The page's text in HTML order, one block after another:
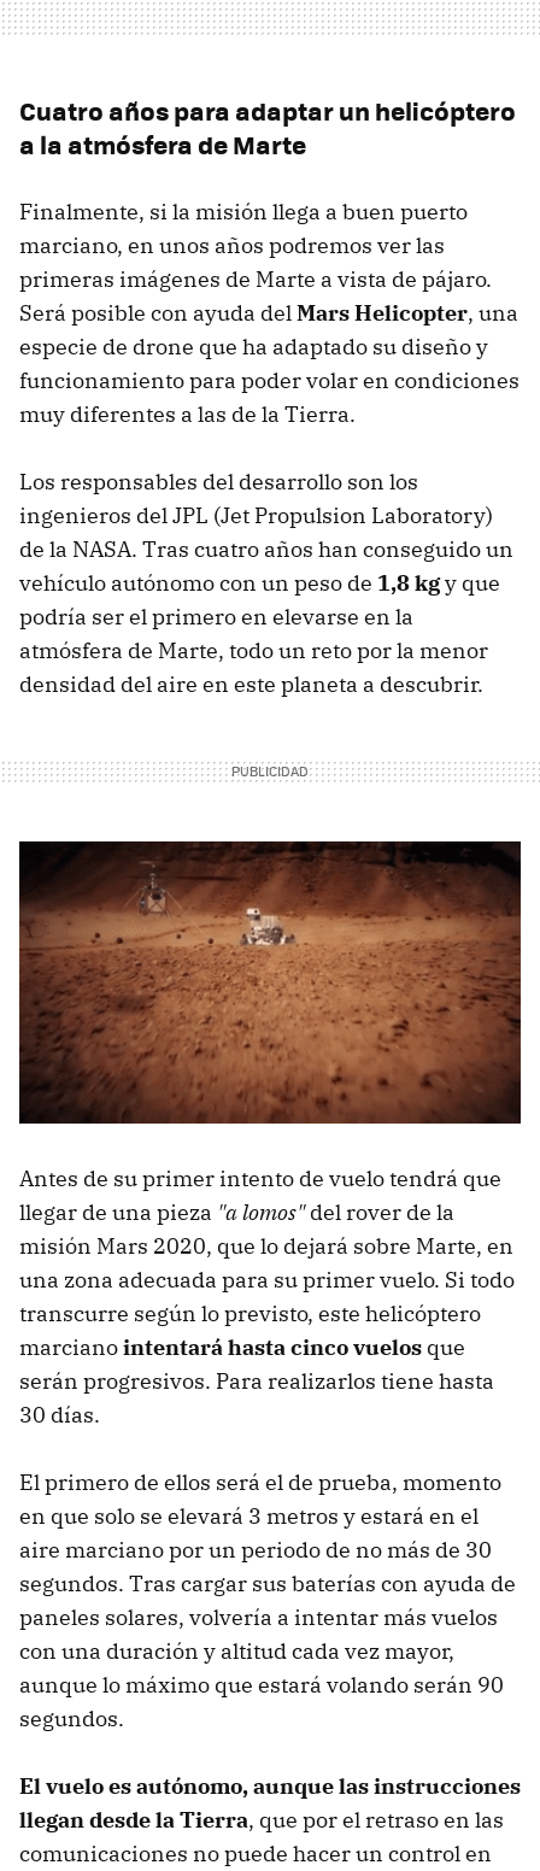
Cuatro años para adaptar un helicóptero
a la atmósfera de Marte
Finalmente, si la misión llega a buen puerto
marciano, en unos años podremos ver las
primeras imágenes de Marte a vista de pájaro.
Será posible con ayuda delMars Helicopter, una
especie de drone que ha adaptado su diseño y
funcionamiento para poder volar en condiciones
muy diferentes a las de la Tierra.
Los responsables del desarrollo son los
ingenieros del JPL (Jet Propulsion Laboratory)
de la NASA. Tras cuatro años han conseguido un
vehículo autónomo con un peso de 1,8 kgy que
podría ser el primero en elevarse en la
atmósfera de Marte, todo un reto por la menor
densidad del aire en este planeta a descubrir.
Antes de su primer intento de vuelo tendrá que
llegar de una pieza "a lomos"del rover de la
misión Mars 2020, que lo dejará sobre Marte, en
una zona adecuada para su primer vuelo. Si todo
transcurre según lo previsto, este helicóptero
marcianointentará hasta cinco vuelos que
serán progresivos. Para realizarlos tiene hasta
30 días.
El primero de ellos será el de prueba, momento
en que solo se elevará 3 metros y estará en el
aire marciano por un periodo de no más de 30
segundos. Tras cargar sus baterías con ayuda de
paneles solares, volvería a intentar más vuelos
con una duración y altitud cada vez mayor,
aunque lo máximo que estará volando serán 90
segundos.
El vuelo es autónomo, aunque las instrucciones
llegan desde la Tierra, que por el retraso en las
comunicaciones no puede hacer un control en